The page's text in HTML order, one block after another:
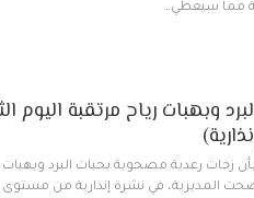
مما سيعطي…
وبهبات رياح مرتقبة اليوم
زخات رعدية مصحوبة بحبات البرد وبهبات
المديرية، في نشرة إنذارية من مستوى